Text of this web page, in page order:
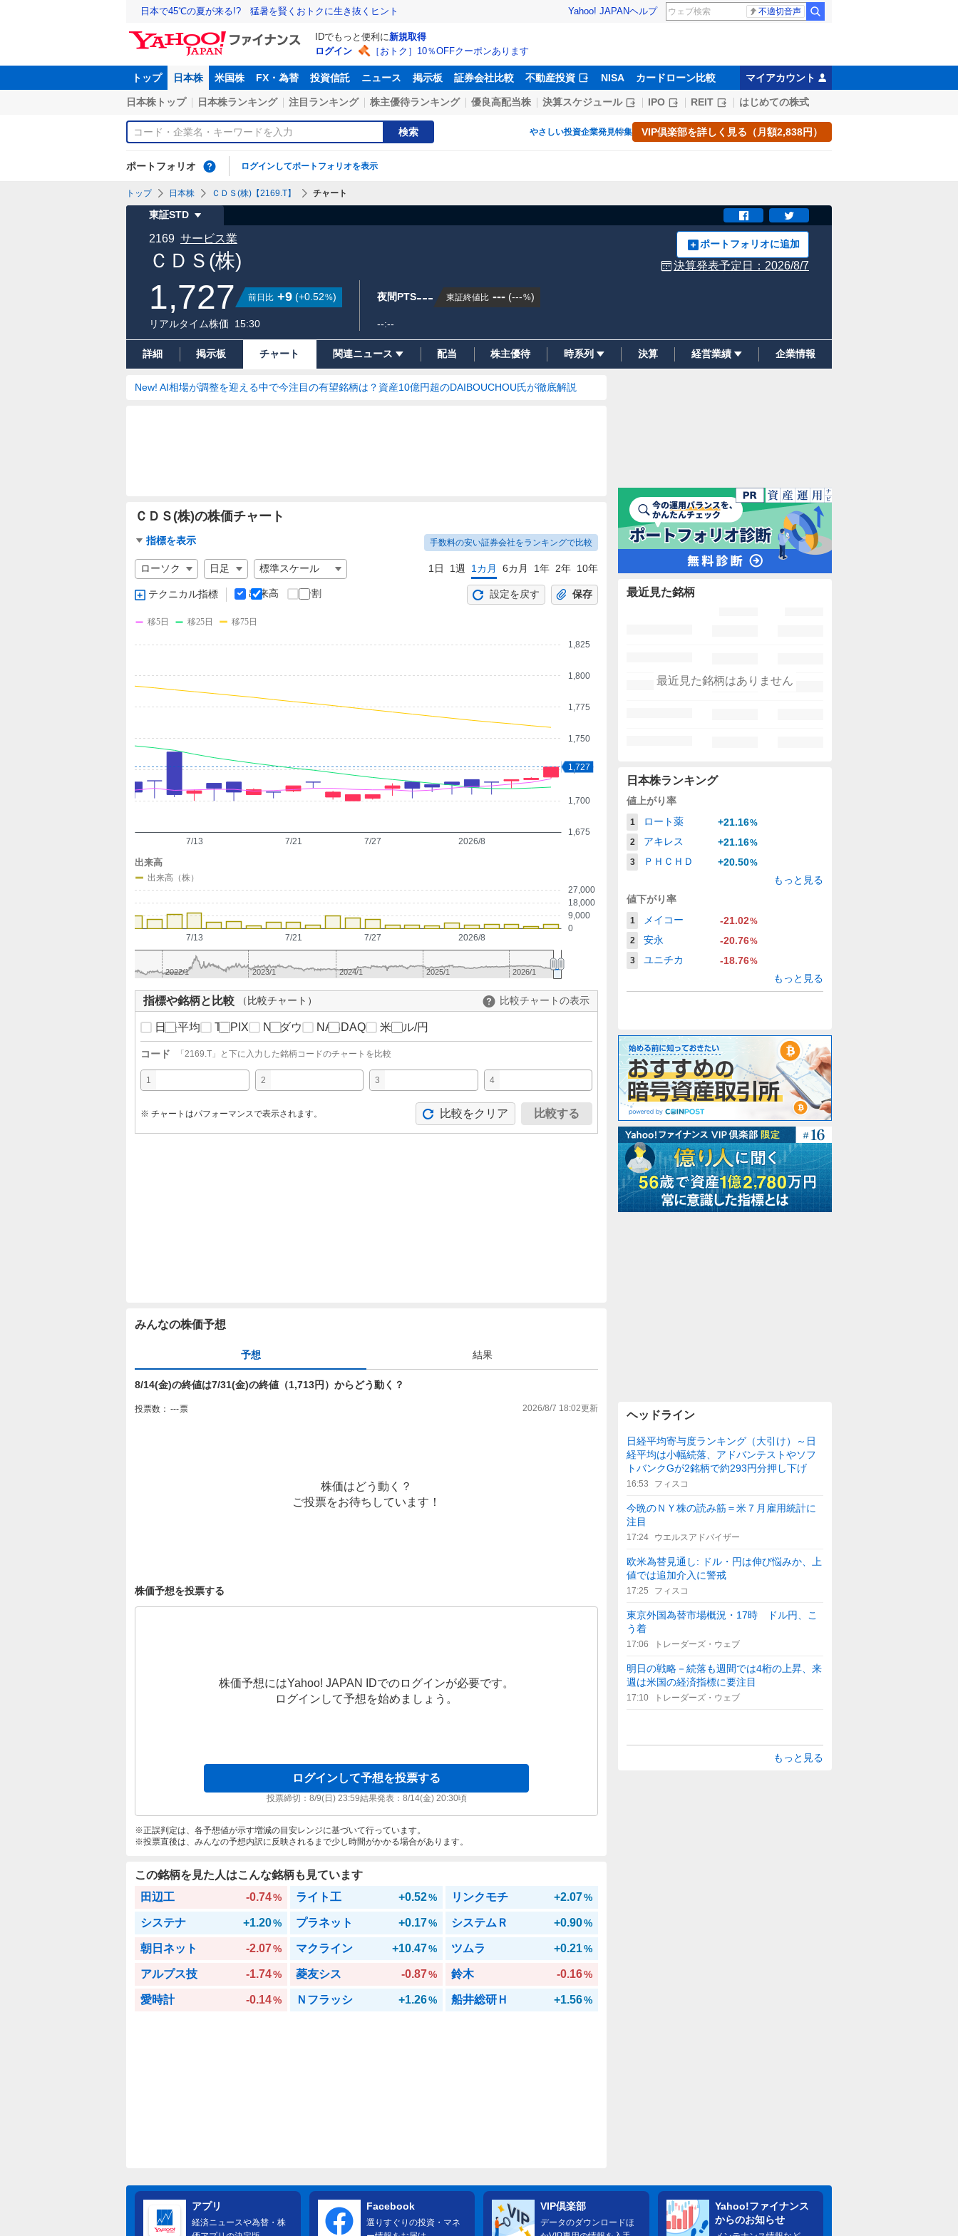
日本で45℃の夏が来る!? 猛暑を賢くおトクに生き抜くヒント Yahoo! JAPANヘルプ 不適切音声
IDでもっと便利に新規取得
ログイン
［おトク］10％OFFクーポンあります
トップ 日本株 米国株 FX・為替 投資信託 ニュース 掲示板 証券会社比較 不動産投資 NISA カードローン比較 マイアカウント
日本株トップ 日本株ランキング 注目ランキング 株主優待ランキング 優良高配当株 決算スケジュール IPO REIT はじめての株式
検索 やさしい投資企業発見特集 VIP倶楽部を詳しく見る（月額2,838円）
ポートフォリオ ログインしてポートフォリオを表示
トップ 日本株 ＣＤＳ(株)【2169.T】 チャート
東証STD
ＣＤＳ(株)
2169 サービス業 ポートフォリオに追加
決算発表予定日： 2026/8/7
1,727 前日比 +9 (+0.52%)
リアルタイム株価 15:30
夜間PTS--- 東証終値比 --- (---%)
--:--
詳細 掲示板 チャート 関連ニュース 配当 株主優待 時系列 決算 経営業績 企業情報
New! AI相場が調整を迎える中で今注目の有望銘柄は？資産10億円超のDAIBOUCHOU氏が徹底解説
ＣＤＳ(株)の株価チャート
チ
ャ
ー
ト
指
標
手数料の安い証券会社をランキングで比較
指標を表示
チ
ャ
ー
の
定
1日 1週 1カ月 6カ月 1年 2年 10年
テクニカル指標 出来高 分割 設定を戻す 保存
1,675
1,700
1,725
1,750
1,775
1,800
1,825
2026/8
7/13 7/21 7/27
1,727
移5日 移25日 移75日
0
9,000
18,000
27,000
2026/8
7/13 7/21 7/27
出来高
出来高（株）
2023/1 2025/1
2022/1 2024/1 2026/1
指標や銘柄と比較 （比較チャート） 比較チャートの表示
日経平均 TOPIX NYダウ NASDAQ 米ドル/円
コード 「 2169.T 」と下に入力した銘柄コードのチャートを比較
1 2 3 4
※ チャートはパフォーマンスで表示されます。 比較をクリア 比較する
みんなの株価予想
予想 結果
8/14(金)の終値は7/31(金)の終値（1,713円）からどう動く？
投票数： ---票 2026/8/7 18:02更新
株価はどう動く？
ご投票をお待ちしています！
株価予想を投票する
株価予想にはYahoo! JAPAN IDでのログインが必要です。
ログインして予想を始めましょう。
ログインして予想を投票する
投票締切： 8/9(日) 23:59結果発表： 8/14(金) 20:30頃
正誤判定は、各予想値が示す増減の目安レンジに基づいて行っています。
投票直後は、みんなの予想内訳に反映されるまで少し時間がかかる場合があります。
この銘柄を見た人はこんな銘柄も見ています
田辺工
-0.74% ライト工 +0.52% リンクモチ +2.07%
システナ +1.20% プラネット +0.17% システムＲ +0.90%
朝日ネット -2.07% マクライン +10.47% ツムラ +0.21%
アルプス技 -1.74% 菱友シス -0.87% 鈴木 -0.16%
愛時計 -0.14% Ｎフラッシ +1.26% 船井総研Ｈ +1.56%
最近見た銘柄
最近見た銘柄はありません
日本株ランキング
値上がり率
1 ロート薬 +21.16%
2
アキレス +21.16%
3
ＰＨＣＨＤ +20.50%
もっと見る
値下がり率
1 メイコー -21.02%
2
安永 -20.76%
3
ユニチカ -18.76%
もっと見る
ヘッドライン
日経平均寄与度ランキング（大引け）～日
経平均は小幅続落、アドバンテストやソフ
トバンクGが2銘柄で約293円分押し下げ
16:53 フィスコ
今晩のＮＹ株の読み筋＝米７月雇用統計に
注目
17:24 ウエルスアドバイザー
欧米為替見通し: ドル・円は伸び悩みか、上
値では追加介入に警戒
17:25 フィスコ
東京外国為替市場概況・17時 ドル円、こ
う着
17:06 トレーダーズ・ウェブ
明日の戦略－続落も週間では4桁の上昇、来
週は米国の経済指標に要注目
17:10 トレーダーズ・ウェブ
もっと見る
アプリ
経済ニュースや為替・株
Facebook
選りすぐりの投資・マネ
VIP倶楽部
データのダウンロードほ
Yahoo!ファイナンス
からのお知らせ